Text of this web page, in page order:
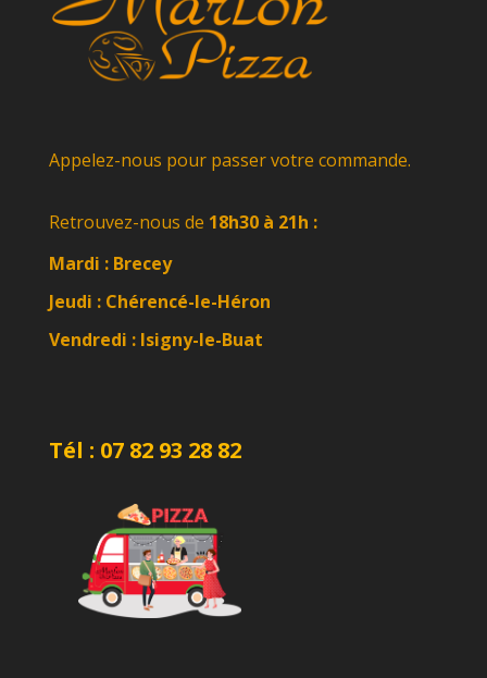
Appelez-nous pour passer votre commande.
Retrouvez-nous de 18h30 à 21h :
Mardi : Brecey
Jeudi : Chérencé-le-Héron
Vendredi : Isigny-le-Buat
Tél : 07 82 93 28 82